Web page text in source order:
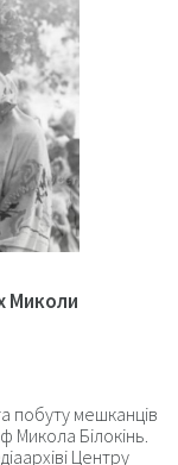
Миколи
побуту мешканців
Білокінь.
Центру